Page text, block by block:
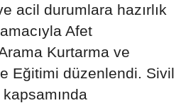
acil durumlara hazırlık
Afet
Kurtarma ve
Eğitimi düzenlendi. Sivil